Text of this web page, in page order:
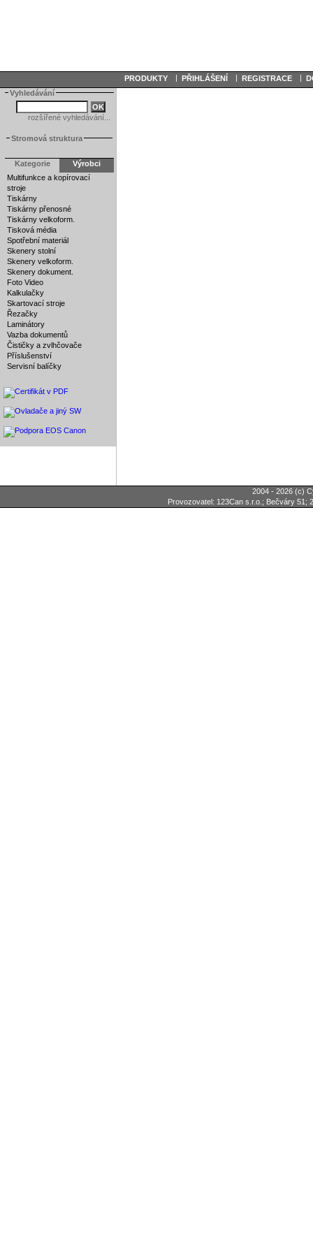
PRODUKTY PŘIHLÁŠENÍ REGISTRACE
Vyhledávání
rozšířené vyhledávání...
Stromová struktura
Kategorie
Výrobci
Multifunkce a kopírovací
stroje
Tiskárny
Tiskárny přenosné
Tiskárny velkoform.
Tisková média
Spotřební materiál
Skenery stolní
Skenery velkoform.
Skenery dokument.
Foto Video
Kalkulačky
Skartovací stroje
Řezačky
Laminátory
Vazba dokumentů
Čističky a zvlhčovače
Příslušenství
Servisní balíčky
2004 - 2026 (c)
Provozovatel: 123Can s.r.o.; Bečváry 51;